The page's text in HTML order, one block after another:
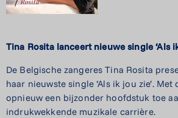
Tina Rosita lanceert nieuwe single ‘Als
De Belgische zangeres Tina Rosita
haar nieuwste single ‘Als ik jou zie’.
opnieuw een bijzonder hoofdstuk toe
indrukwekkende muzikale carrière.